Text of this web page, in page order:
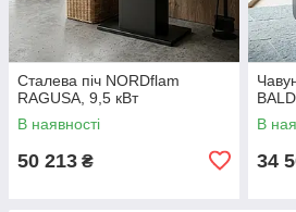
Сталева піч NORDflam
RAGUSA, 9,5 кВт
В наявності
50 213 ₴
В
34